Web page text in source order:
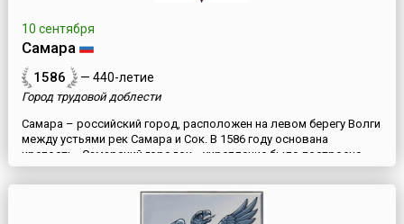
10 сентября
Самара
1586 — 440-летие
Город трудовой доблести
Самара – российский город, расположен на левом берегу Волги
между устьями рек Самара и Сок. В 1586 году основана
крепость «Самарский городок», укрепление было построено
рядом с руинами более древнего поселения. В 1688 году
крепость получает статус города. Степан Разин захватывает
город в 1670 году, а в 1773 году Самара первым из городов
встает на сторону Емельяна Пугачева. В 1851 году Сама...